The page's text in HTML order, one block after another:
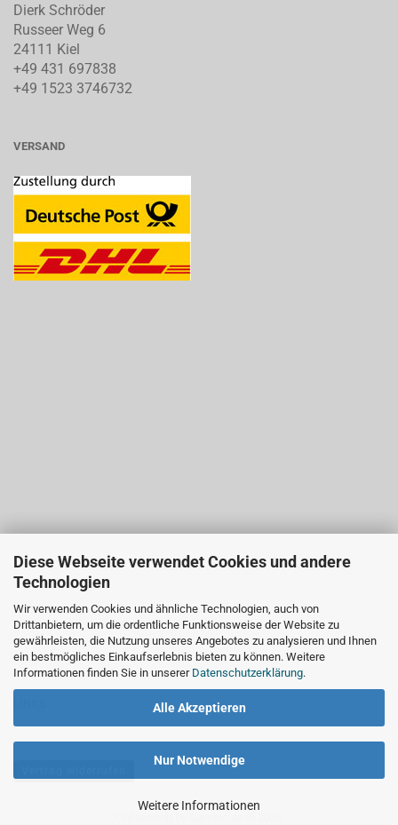
Diese Webseite verwendet Cookies und andere
Technologien
Wir verwenden Cookies und ähnliche Technologien, auch von
Drittanbietern, um die ordentliche Funktionsweise der Website zu
gewährleisten, die Nutzung unseres Angebotes zu analysieren und Ihnen
ein bestmögliches Einkaufserlebnis bieten zu können. Weitere
Informationen finden Sie in unserer Datenschutzerklärung.
Alle Akzeptieren
Nur Notwendige
Weitere Informationen
Dierk Schröder
Russeer Weg 6
24111 Kiel
+49 431 697838
+49 1523 3746732
VERSAND